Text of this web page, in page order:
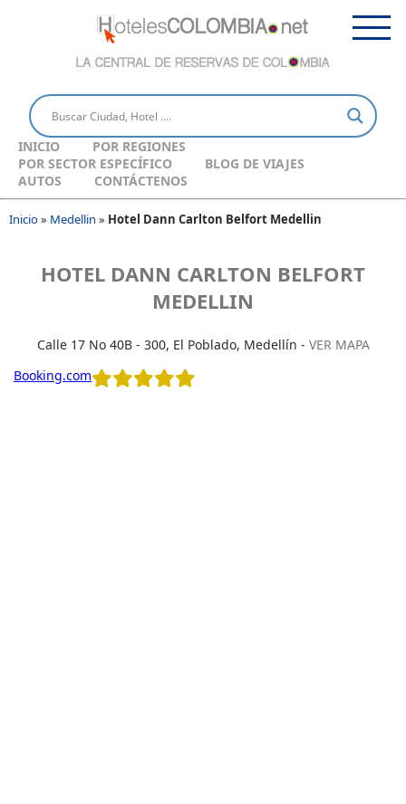
INICIO
POR REGIONES
POR SECTOR ESPECÍFICO
BLOG DE VIAJES
AUTOS
CONTÁCTENOS
Inicio» Medellin » Hotel Dann Carlton Belfort Medellin
HOTEL DANN CARLTON BELFORT
MEDELLIN
Calle 17 No 40B - 300, El Poblado, Medellín - VER MAPA
Booking.com